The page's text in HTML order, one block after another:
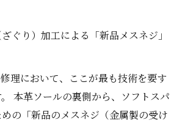
ぐり）加工による「新品メスネジ」
理において、ここが最も技術を要す
本革ソールの裏側から、ソフトスパ
の「新品のメスネジ（金属製の受け